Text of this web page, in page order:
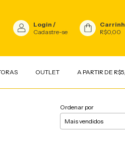
Login /
Cadastre-se
R$0,00
OUTLET A PARTIR DE
Ordenar por